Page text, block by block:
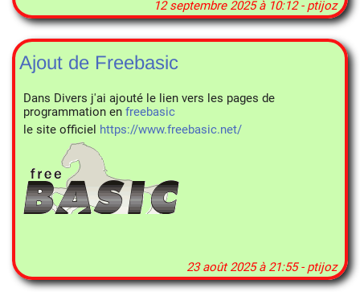
12 septembre 2025 à 10:12 - ptijoz
Ajout de Freebasic
Dans Divers j'ai ajouté le lien vers les pages de
programmation en freebasic
le site officiel https://www.freebasic.net/
23 août 2025 à 21:55 - ptijoz